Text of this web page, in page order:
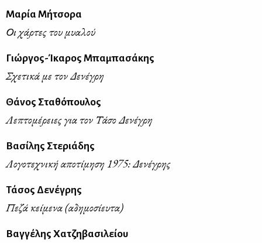
Μαρία Μήτσορα
Οι χάρτες του μυαλού
Γιώργος-Ίκαρος Μπαμπασάκης
Σχετικά με τον Δενέγρη
Θάνος Σταθόπουλος
Λεπτομέρειες για τον Τάσο Δενέγρη
Βασίλης Στεριάδης
Λογοτεχνική αποτίμηση 1975: Δενέγρης
Τάσος Δενέγρης
Πεζά κείμενα (αδημοσίευτα)
Βαγγέλης Χατζηβασιλείου